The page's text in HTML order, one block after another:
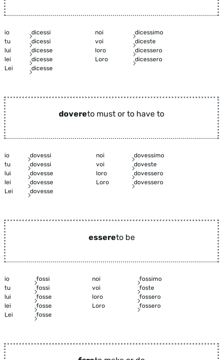
io dicessi noi
dicessimo
tu
dicessi voi
diceste
lui
dicesse loro
dicessero
lei
dicesse Loro
dicessero
Lei
dicesse
dovereto must or to have to
io dovessi noi
dovessimo
tu
dovessi voi
doveste
lui
dovesse loro
dovessero
lei
dovesse Loro
dovessero
Lei
dovesse
essereto be
io fossi noi
fossimo
tu
fossi voi
foste
lui
fosse loro
fossero
lei
fosse Loro
fossero
Lei
fosse